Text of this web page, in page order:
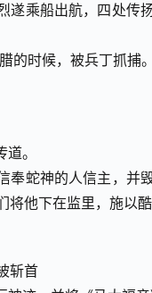
乘船出航，四处传
的时候，被兵丁抓捕
。
奉蛇神的人信主，并
他下在监里，施以
斩首